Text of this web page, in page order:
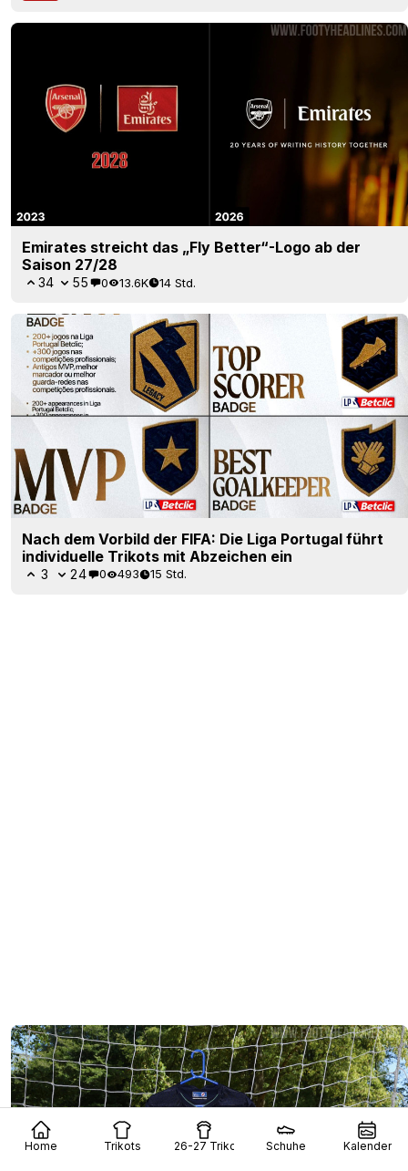
Home Trikots 26-27 Trikots Schuhe Kalender
Emirates streicht das „Fly Better“-Logo ab der
Saison 27/28
34 55 0 13.6K 14 Std.
Nach dem Vorbild der FIFA: Die Liga Portugal führt
individuelle Trikots mit Abzeichen ein
3 24 0 493 15 Std.